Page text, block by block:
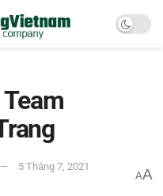
5 Tháng 7, 2021
AA